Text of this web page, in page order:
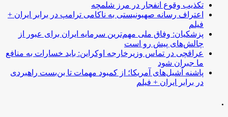
تکذیب وقوع انفجار در مرز شلمچه
اعتراف رسانه صهیونیستی به ناکامی ترامپ در برابر ایران +
فیلم
پزشکیان: وفاق ملی مهم‌ترین سرمایه ایران برای عبور از
چالش‌های پیش رو است
عراقچی در تماس وزیرخارجه اوکراین: باید خسارات به منافع
ما جبران شود
پاشنه آشیل‌های آمریکا؛ از کمبود مهمات تا بن‌بست راهبردی
در برابر ایران + فیلم
.